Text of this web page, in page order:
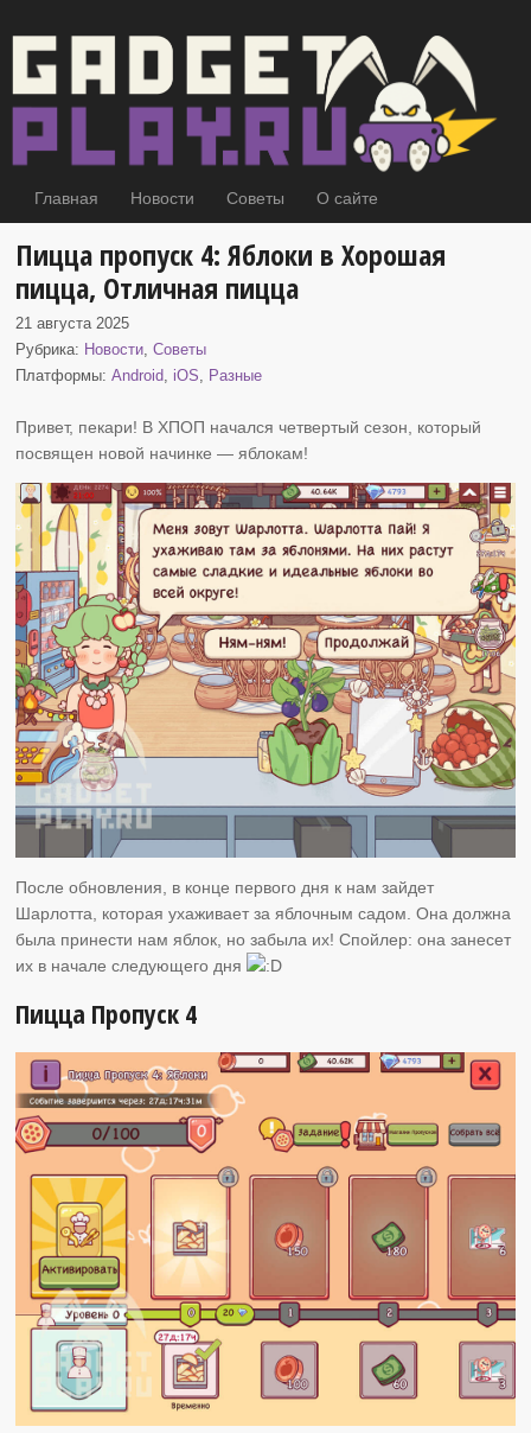
Главная Новости Советы О сайте
Пицца пропуск 4: Яблоки в Хорошая
пицца, Отличная пицца
21 августа 2025
Рубрика: Новости,Советы
Платформы:Android, iOS, Разные
Привет, пекари! В ХПОП начался четвертый сезон, который
посвящен новой начинке — яблокам!
После обновления, в конце первого дня к нам зайдет
Шарлотта, которая ухаживает за яблочным садом. Она должна
была принести нам яблок, но забыла их! Спойлер: она занесет
их в начале следующего дня
Пицца Пропуск 4